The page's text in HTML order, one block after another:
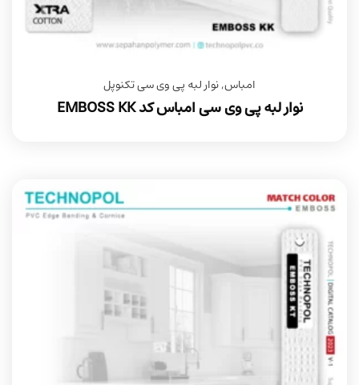
امباس,نوار لبه پی وی سی تکنوپل
نوار لبه پی وی سی امباس کد EMBOSS KK